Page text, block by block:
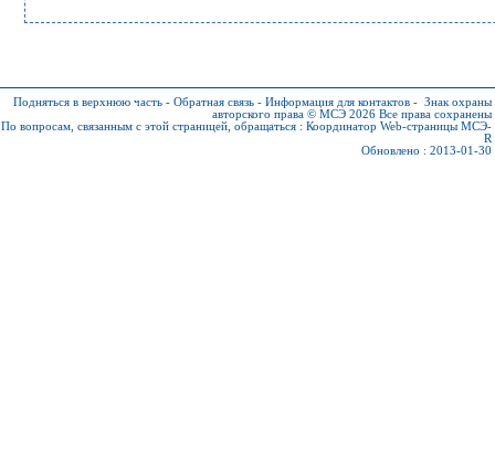
Подняться в верхнюю часть - Обратная связь - Информация для контактов - Знак охраны
авторского права © МСЭ 2026 Все права сохранены
По вопросам, связанным с этой страницей, обращаться : Координатор Web-страницы МСЭ-
R
Обновлено : 2013-01-30